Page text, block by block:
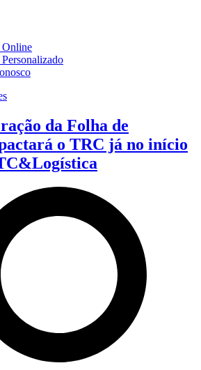
Online
da Folha de
o TRC já no início